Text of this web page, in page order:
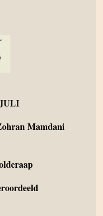
Mamdani